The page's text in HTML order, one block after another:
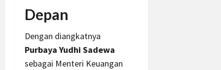
Depan
Dengan diangkatnya
Purbaya Yudhi Sadewa
sebagai Menteri Keuangan